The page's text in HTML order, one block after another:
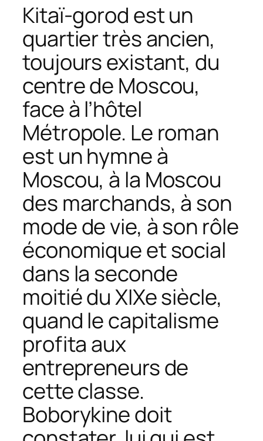
Kitaï-gorod est un
quartier très ancien,
toujours existant, du
centre de Moscou,
face à l’hôtel
Métropole. Le roman
est un hymne à
Moscou, à la Moscou
des marchands, à son
mode de vie, à son rôle
économique et social
dans la seconde
moitié du XIXe siècle,
quand le capitalisme
profita aux
entrepreneurs de
cette classe.
Boborykine doit